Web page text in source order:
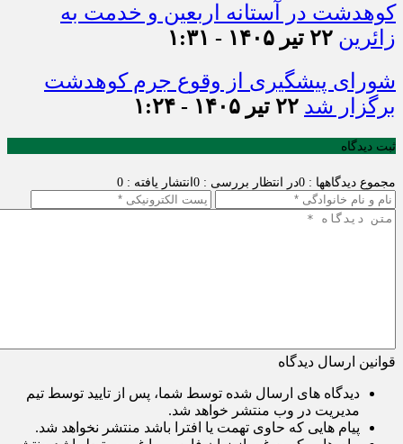
کوهدشت در آستانه اربعین و خدمت‌ به
زائرین ۲۲ تیر ۱۴۰۵ - ۱:۳۱
شورای پیشگیری از وقوع جرم کوهدشت
برگزار شد ۲۲ تیر ۱۴۰۵ - ۱:۲۴
ثبت دیدگاه
مجموع دیدگاهها : 0 در انتظار بررسی : 0 انتشار یافته : 0
قوانین ارسال دیدگاه
دیدگاه های ارسال شده توسط شما، پس از تایید توسط تیم
مدیریت در وب منتشر خواهد شد.
پیام هایی که حاوی تهمت یا افترا باشد منتشر نخواهد شد.